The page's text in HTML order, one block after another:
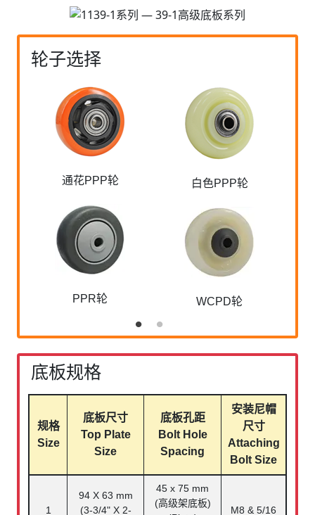
轮子选择
通花PPP轮
PPR轮
白色PPP轮
WCPD轮
底板规格
规格
Size
底板尺寸
Top Plate
Size
底板孔距
Bolt Hole
Spacing
安装尼帽
尺寸
Attaching
Bolt Size
1
94 X 63 mm
(3-3/4" X 2-
45 x 75 mm
(高级架底板)
M8 & 5/16